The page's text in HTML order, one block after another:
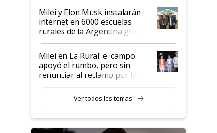
Milei y Elon Musk instalarán
internet en 6000 escuelas
rurales de la Argentina gracias
a un acuerdo con Starlink
Milei en La Rural: el campo
apoyó el rumbo, pero sin
renunciar al reclamo por las
Ver todos los temas